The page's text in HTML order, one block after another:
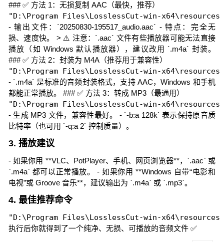
### ✅ 方法 1：无损复制 AAC（最快，推荐）
"D:\Program Files\LosslessCut-win-
- 输出文件：`20250830-195517_audio.aac` - 特点：完全无
损、速度快。 > ⚠️ 注意：`.aac` 文件有些播放器可能无法直接
播放（如 Windows 默认播放器），建议改用 `.m4a` 封装。
### ✅ 方法 2：封装为 M4A（推荐用于兼容性）
"D:\Program Files\LosslessCut-win-
- `.m4a` 是标准的音频封装格式，支持 AAC，Windows 和手机
都能正常播放。 ### ✅ 方法 3：转成 MP3（最通用）
"D:\Program Files\LosslessCut-win-
- 生成 MP3 文件，兼容性最好。 - `-b:a 128k` 表示保持原音质
比特率（也可用 `-q:a 2` 控制质量）。
3. 播放建议
- 如果你用 **VLC、PotPlayer、手机、网页浏览器**，`.aac` 或
`.m4a` 都可以正常播放。 - 如果你用 **Windows 自带“电影和
电视”或 Groove 音乐**，建议输出为 `.m4a` 或 `.mp3`。
4. 最佳推荐命令
"D:\Program Files\LosslessCut-win-
执行后你就得到了一个纯净、无损、可播放的音频文件 ✅